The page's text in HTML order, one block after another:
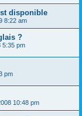
disponible
8:22 am
?
5:35 pm
pm
10:48 pm